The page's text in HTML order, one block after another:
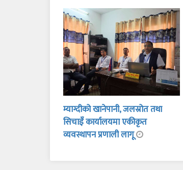
म्याग्दीको खानेपानी, जलस्रोत तथा
सिचाइँ कार्यालयमा एकीकृत
व्यवस्थापन प्रणाली लागू